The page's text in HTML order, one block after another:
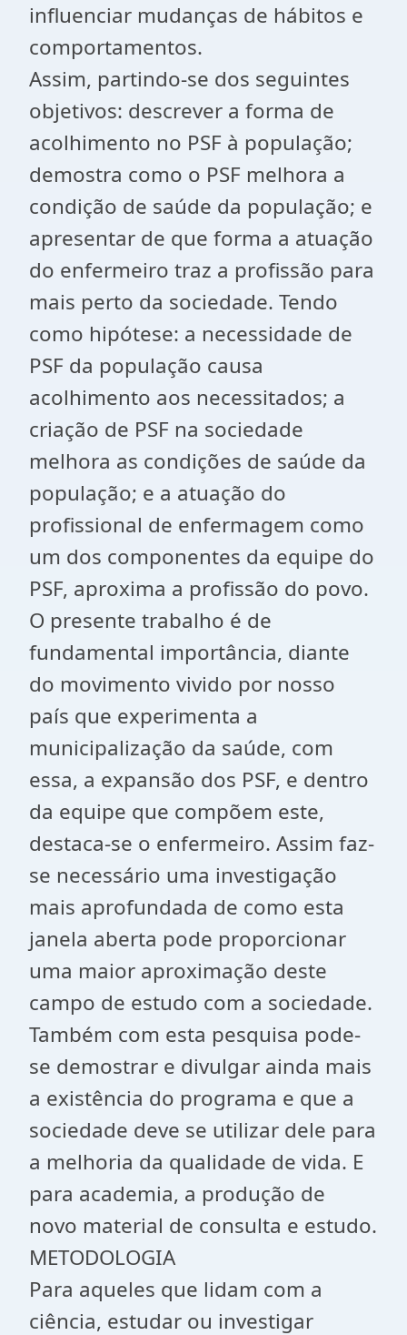
influenciar mudanças de hábitos e
comportamentos.
Assim, partindo-se dos seguintes
objetivos: descrever a forma de
acolhimento no PSF à população;
demostra como o PSF melhora a
condição de saúde da população; e
apresentar de que forma a atuação
do enfermeiro traz a profissão para
mais perto da sociedade. Tendo
como hipótese: a necessidade de
PSF da população causa
acolhimento aos necessitados; a
criação de PSF na sociedade
melhora as condições de saúde da
população; e a atuação do
profissional de enfermagem como
um dos componentes da equipe do
PSF, aproxima a profissão do povo.
O presente trabalho é de
fundamental importância, diante
do movimento vivido por nosso
país que experimenta a
municipalização da saúde, com
essa, a expansão dos PSF, e dentro
da equipe que compõem este,
destaca-se o enfermeiro. Assim faz-
se necessário uma investigação
mais aprofundada de como esta
janela aberta pode proporcionar
uma maior aproximação deste
campo de estudo com a sociedade.
Também com esta pesquisa pode-
se demostrar e divulgar ainda mais
a existência do programa e que a
sociedade deve se utilizar dele para
a melhoria da qualidade de vida. E
para academia, a produção de
novo material de consulta e estudo.
METODOLOGIA
Para aqueles que lidam com a
ciência, estudar ou investigar